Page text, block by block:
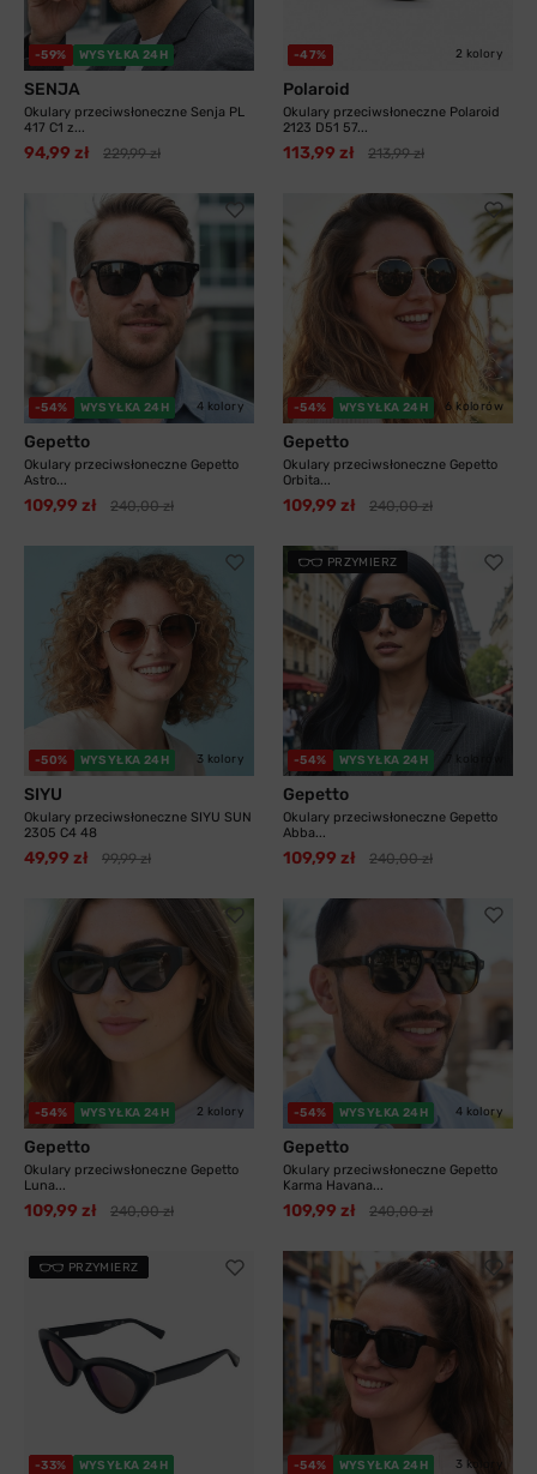
-59% WYSYŁKA 24H
SENJA
Okulary przeciwsłoneczne Senja PL
417 C1 z...
94,99 zł 229,99 zł
-47% 2 kolory
Polaroid
Okulary przeciwsłoneczne Polaroid
2123 D51 57...
113,99 zł 213,99 zł
-54% WYSYŁKA 24H 4 kolory
Gepetto
Okulary przeciwsłoneczne Gepetto
Astro...
109,99 zł 240,00 zł
-54% WYSYŁKA 24H 6 kolorów
Gepetto
Okulary przeciwsłoneczne Gepetto
Orbita...
109,99 zł 240,00 zł
-50% WYSYŁKA 24H 3 kolory
SIYU
Okulary przeciwsłoneczne SIYU SUN
2305 C4 48
49,99 zł 99,99 zł
PRZYMIERZ
-54% WYSYŁKA 24H
Gepetto
Okulary przeciwsłoneczne Gepetto
Abba...
109,99 zł 240,00 zł
-54% WYSYŁKA 24H 2 kolory
Gepetto
Okulary przeciwsłoneczne Gepetto
Luna...
109,99 zł 240,00 zł
-54% WYSYŁKA 24H 4 kolory
Gepetto
Okulary przeciwsłoneczne Gepetto
Karma Havana...
109,99 zł 240,00 zł
PRZYMIERZ
-33% WYSYŁKA 24H -54% WYSYŁKA 24H 3 kolory